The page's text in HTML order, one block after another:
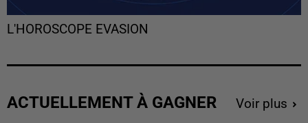
L'HOROSCOPE EVASION
ACTUELLEMENT À GAGNER Voir plus